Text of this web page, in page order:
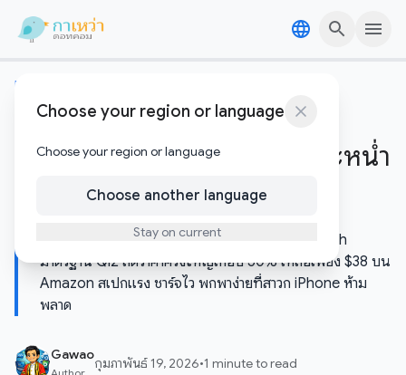
Choose your region or language
Choose your region or language
Choose another language
Stay on current
เทคโนโลยีอัพเดต
ดีลเด็ด! Baseus Picogo แบต
สำรอง MagSafe ตัวจบ ลดกระหน่ำ
เกือบ 50% เหลือเพียง $38
Baseus Picogo แบตสำรอง MagSafe 10,000mAh
มาตรฐาน Qi2 ลดราคาครั้งใหญ่เกือบ 50% เหลือเพียง $38 บน
Amazon สเปกแรง ชาร์จไว พกพาง่ายที่สาวก iPhone ห้าม
พลาด
Gawao
กุมภาพันธ์ 19, 2026•1 minute to read